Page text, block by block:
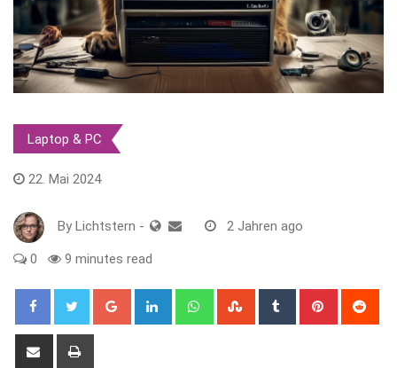
Laptop & PC
22. Mai 2024
By Lichtstern - 2 Jahren ago
0 9 minutes read
Google+ LinkedIn WhatsappStumbleUpon
Tumblr Pinterest
Share